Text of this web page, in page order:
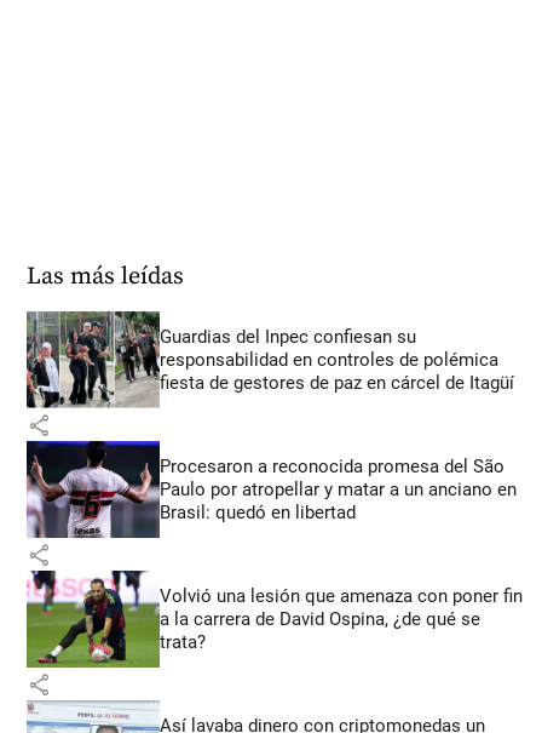
Las más leídas
Guardias del Inpec confiesan su
responsabilidad en controles de polémica
fiesta de gestores de paz en cárcel de Itagüí
share
Procesaron a reconocida promesa del São
Paulo por atropellar y matar a un anciano en
Brasil: quedó en libertad
share
Volvió una lesión que amenaza con poner fin
a la carrera de David Ospina, ¿de qué se
trata?
share
Así lavaba dinero con criptomonedas un